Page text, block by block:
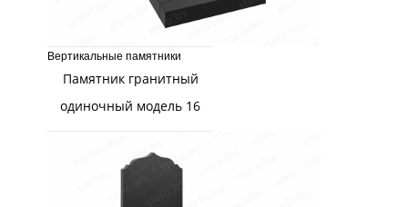
Вертикальные памятники
Памятник гранитный
одиночный модель 16